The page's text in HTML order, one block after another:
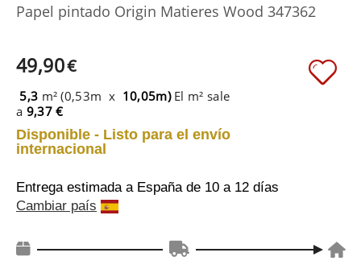
Papel pintado Origin Matieres Wood 347362
49,90€
5,3 m² (0,53m x 10,05m) El m² sale
a 9,37 €
Disponible - Listo para el envío
internacional
Entrega estimada a España de 10 a 12 días
Cambiar país